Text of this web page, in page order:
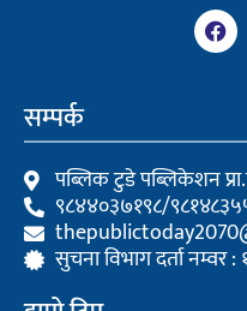
F
a
c
o
k
सम्पर्क
पब्लिक टुडे पब्लिकेशन
९८४४०३७१९८/
सुचना विभाग दर्ता